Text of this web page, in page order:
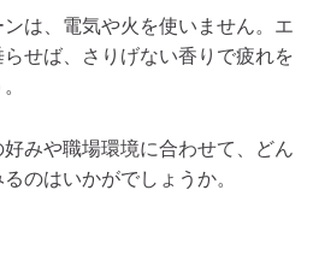
は、電気や火を使いません。エ
せば、さりげない香りで疲れを
みや職場環境に合わせて、どん
のはいかがでしょうか。